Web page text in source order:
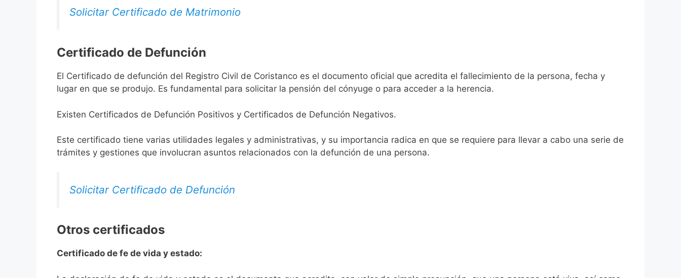
Solicitar Certificado de Matrimonio
Certificado de Defunción
El Certificado de defunción del Registro Civil de Coristanco es el documento oficial que acredita el fallecimiento de la persona, fecha y
lugar en que se produjo. Es fundamental para solicitar la pensión del cónyuge o para acceder a la herencia.
Existen Certificados de Defunción Positivos y Certificados de Defunción Negativos.
Este certificado tiene varias utilidades legales y administrativas, y su importancia radica en que se requiere para llevar a cabo una serie de
trámites y gestiones que involucran asuntos relacionados con la defunción de una persona.
Solicitar Certificado de Defunción
Otros certificados
Certificado de fe de vida y estado: